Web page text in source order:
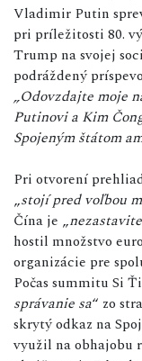
Vladimir Putin
pri príležitosti 80.
Trump na svojej
podráždený
„Odovzdajte moje
Putinovi a Kim
Spojeným štátom
Pri otvorení
„stojí pred voľbou
Čína je „
hostil množstvo
organizácie pre
Počas summitu Si
správanie sa“ zo
skrytý odkaz na
využil na obhajobu